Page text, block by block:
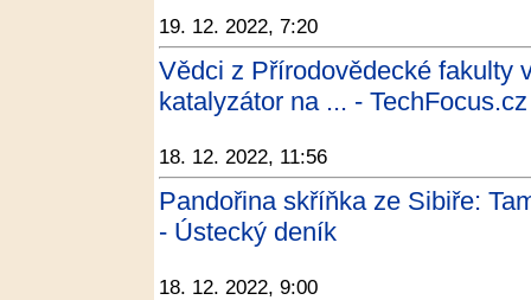
19. 12. 2022, 7:20
Vědci z Přírodovědecké fakulty
katalyzátor na ... - TechFocus.cz
18. 12. 2022, 11:56
Pandořina skříňka ze Sibiře:
- Ústecký deník
18. 12. 2022, 9:00